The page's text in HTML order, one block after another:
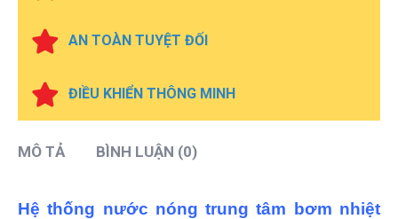
AN TOÀN TUYỆT ĐỐI
ĐIỀU KHIỂN THÔNG MINH
MÔ TẢ BÌNH LUẬN (0)
Hệ thống nước nóng trung tâm bơm nhiệt